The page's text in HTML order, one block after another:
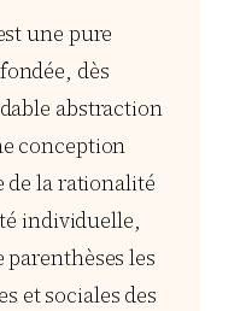
une pure
dès
abstraction
conception
de la rationalité
individuelle,
les
et sociales des